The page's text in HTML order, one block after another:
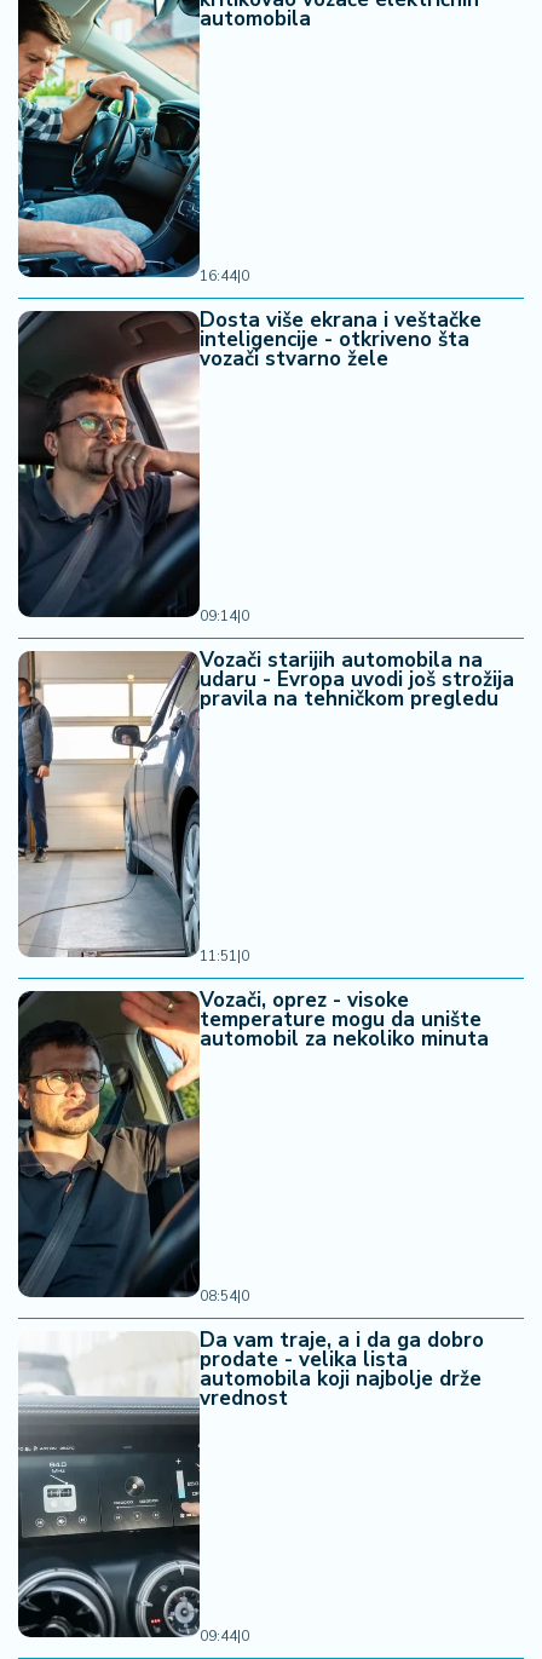
automobila
16:44|0
Dosta više ekrana i veštačke
inteligencije - otkriveno šta
vozači stvarno žele
09:14|0
Vozači starijih automobila na
udaru - Evropa uvodi još strožija
pravila na tehničkom pregledu
11:51|0
Vozači, oprez - visoke
temperature mogu da unište
automobil za nekoliko minuta
08:54|0
Da vam traje, a i da ga dobro
prodate - velika lista
automobila koji najbolje drže
vrednost
09:44|0